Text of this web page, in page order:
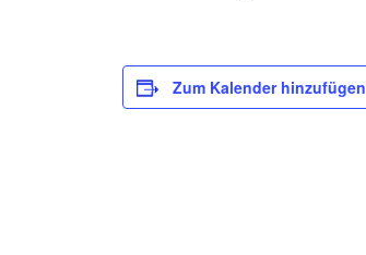
Zum Kalender hinzufügen